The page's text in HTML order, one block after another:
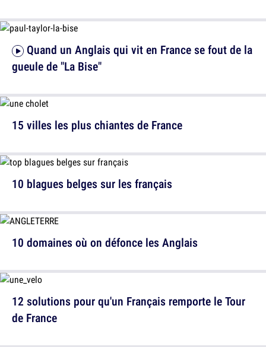
15 villes les plus chiantes de France
10 domaines où on défonce les Anglais
gueule de "La Bise"
10 blagues belges sur les français
12 solutions pour qu'un Français remporte le Tour
de France